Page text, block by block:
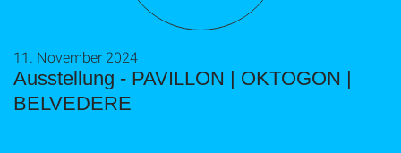
Ausstellung - PAVILLON | OKTOGON |
BELVEDERE
11. November 2024